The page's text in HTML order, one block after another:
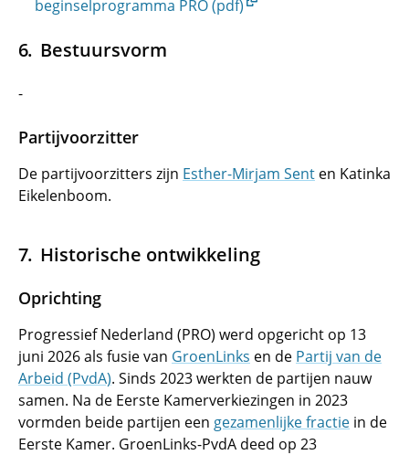
beginselprogramma PRO (pdf)
Bestuursvorm
-
Partijvoorzitter
De partijvoorzitters zijn Esther-Mirjam Sent en Katinka
Eikelenboom.
Historische ontwikkeling
Oprichting
Progressief Nederland (PRO) werd opgericht op 13
juni 2026 als fusie van GroenLinks en de Partij van de
Arbeid (PvdA). Sinds 2023 werkten de partijen nauw
samen. Na de Eerste Kamerverkiezingen in 2023
vormden beide partijen een gezamenlijke fractie in de
Eerste Kamer. GroenLinks-PvdA deed op 23